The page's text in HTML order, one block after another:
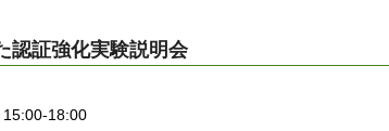
認証強化実験説明会
18:00